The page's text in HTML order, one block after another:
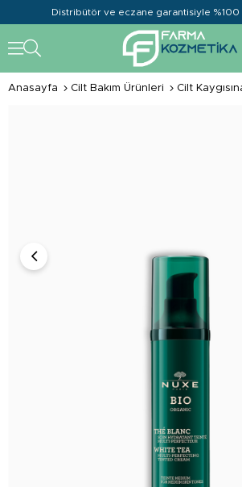
Distribütör ve eczane garantisiyle
Anasayfa Cilt Bakım Ürünleri Cilt